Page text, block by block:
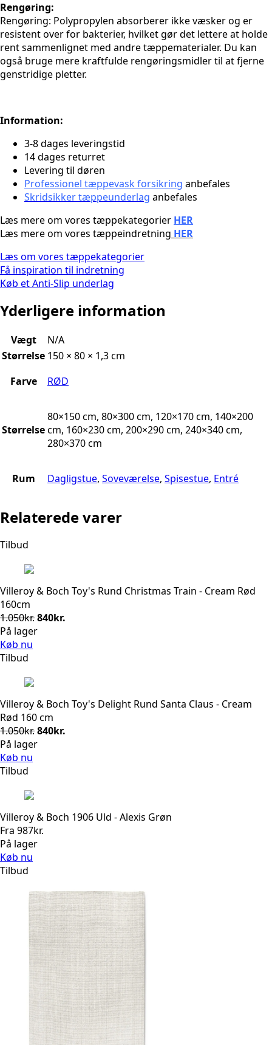
Rengøring:
Rengøring: Polypropylen absorberer ikke væsker og er
resistent over for bakterier, hvilket gør det lettere at holde
rent sammenlignet med andre tæppematerialer. Du kan
også bruge mere kraftfulde rengøringsmidler til at fjerne
genstridige pletter.
Information:
3-8 dages leveringstid
14 dages returret
Levering til døren
Professionel tæppevask forsikring anbefales
Skridsikker tæppeunderlag anbefales
Læs mere om vores tæppekategorier HER
Læs mere om vores tæppeindretning HER
Læs om vores tæppekategorier
Få inspiration til indretning
Køb et Anti-Slip underlag
Yderligere information
Vægt
N/A
Størrelse 150 × 80 × 1,3 cm
Farve
RØD
Størrelse
80×150 cm, 80×300 cm, 120×170 cm, 140×200
cm, 160×230 cm, 200×290 cm, 240×340 cm,
280×370 cm
Rum Dagligstue, Soveværelse, Spisestue, Entré
Relaterede varer
Tilbud
Villeroy & Boch Toy's Rund Christmas Train - Cream Rød
160cm
1.050kr.Den
oprindelige
840kr.
På lager
Køb nu
Tilbud
Villeroy & Boch Toy's Delight Rund Santa Claus - Cream
Rød 160 cm
1.050kr.Den
oprindelige
840kr.
På lager
Køb nu
Tilbud
Villeroy & Boch 1906 Uld - Alexis Grøn
Fra 987kr.
På lager
Køb nu
Tilbud